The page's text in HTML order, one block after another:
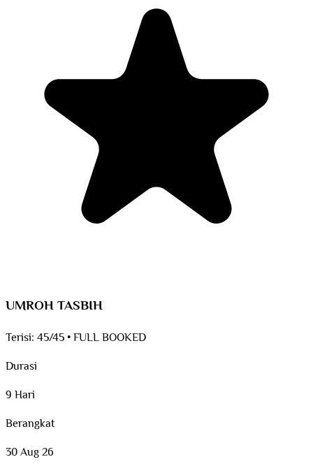
UMROH TASBIH
Terisi: 45/45•FULL BOOKED
Durasi
9 Hari
Berangkat
30 Aug 26